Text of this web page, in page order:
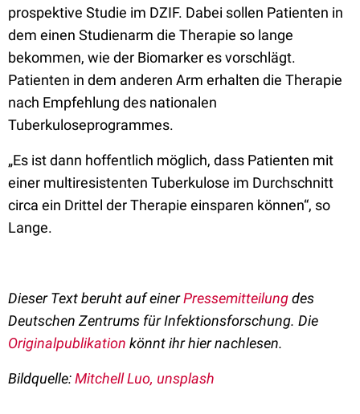
prospektive Studie im DZIF. Dabei sollen Patienten in
dem einen Studienarm die Therapie so lange
bekommen, wie der Biomarker es vorschlägt.
Patienten in dem anderen Arm erhalten die Therapie
nach Empfehlung des nationalen
Tuberkuloseprogrammes.
„Es ist dann hoffentlich möglich, dass Patienten mit
einer multiresistenten Tuberkulose im Durchschnitt
circa ein Drittel der Therapie einsparen können“, so
Lange.
Dieser Text beruht auf einerPressemitteilungdes
Deutschen Zentrums für Infektionsforschung. Die
Originalpublikation könnt ihr hier nachlesen.
Bildquelle:Mitchell Luo, unsplash